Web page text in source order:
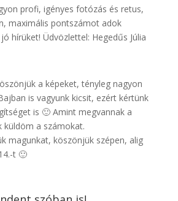
profi, igényes fotózás és retus,
maximális pontszámot adok
hírüket! Üdvözlettel: Hegedűs Júlia
a képeket, tényleg nagyon
is vagyunk kicsit, ezért kértünk
is 🙂 Amint megvannak a
küldöm a számokat.
magunkat, köszönjük szépen, alig
t 🙂